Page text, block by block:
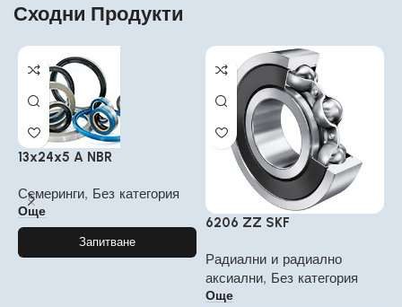
Сходни Продукти
13x24x5 A NBR
Семеринги, Без категория
Още
Запитване
6206 ZZ SKF
Радиални и радиално
аксиални, Без категория
Още